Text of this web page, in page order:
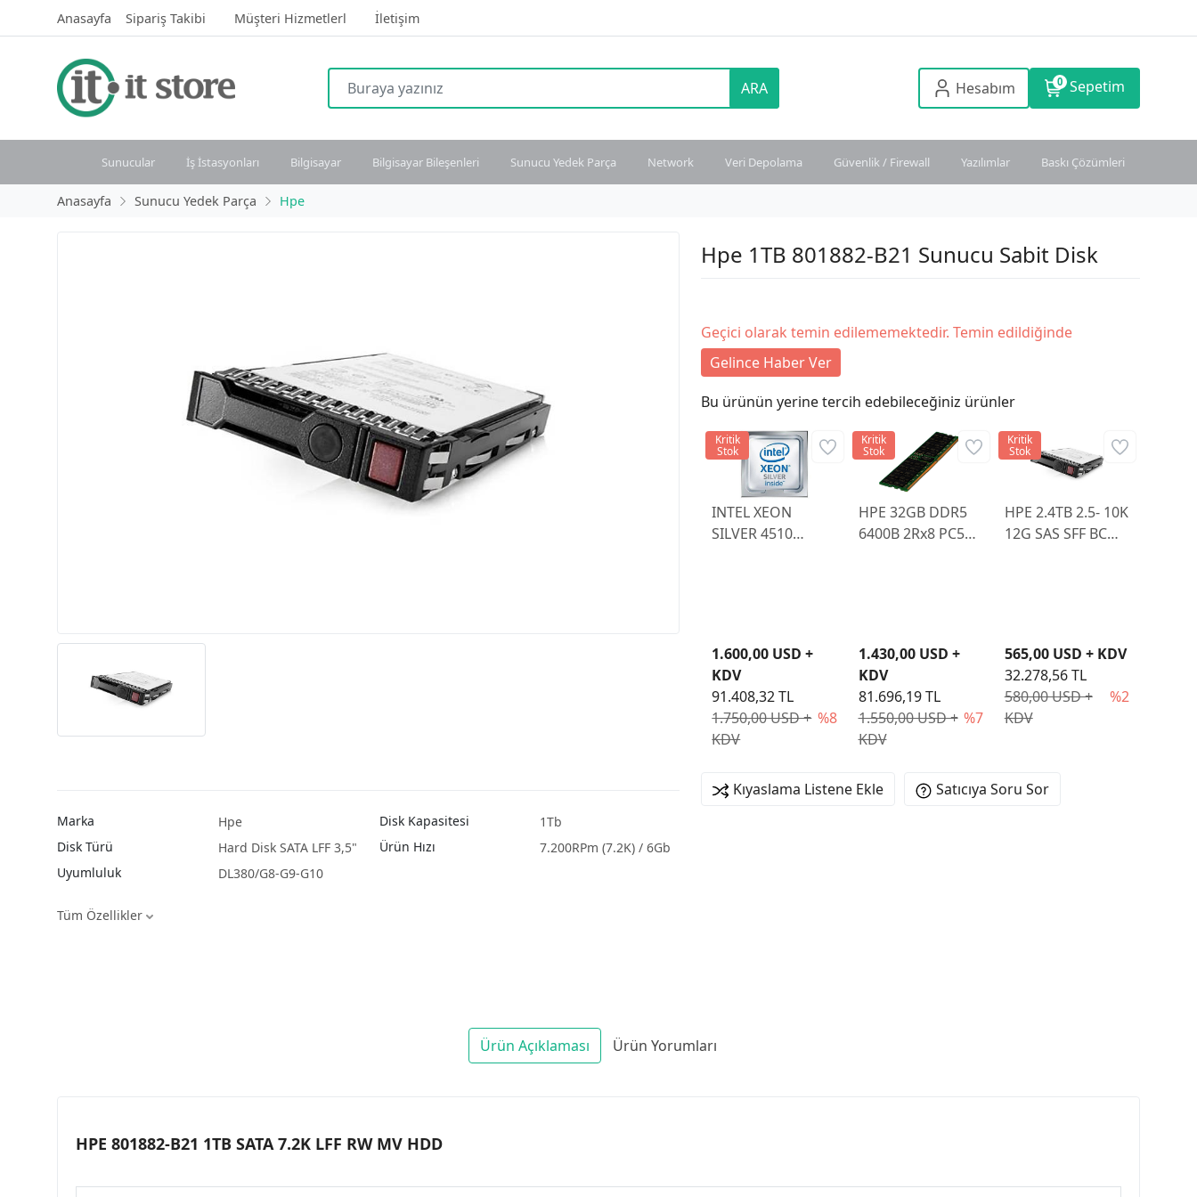
Anasayfa Sipariş Takibi Müşteri Hizmetlerl İletişim
ARA Hesabım 0 Sepetim
Sunucular İş İstasyonları Bilgisayar Bilgisayar Bileşenleri Sunucu Yedek Parça Network Veri Depolama Güvenlik / Firewall Yazılımlar Baskı Çözümleri
Anasayfa Sunucu Yedek Parça Hpe
Marka Hpe Disk Kapasitesi
1Tb
Disk Türü
Hard Disk SATA LFF 3,5" Ürün Hızı
7.200RPm (7.2K) / 6Gb
Uyumluluk
DL380/G8-G9-G10
Tüm Özellikler
Hpe 1TB 801882-B21 Sunucu Sabit Disk
Geçici olarak temin edilememektedir. Temin edildiğinde
Gelince Haber Ver
Bu ürünün yerine tercih edebileceğiniz ürünler
INTEL XEON
SILVER 4510
1.750,00 USD +
KDV
%8
1.600,00 USD +
KDV
91.408,32 TL
Kritik
Stok
HPE 32GB DDR5
6400B 2Rx8 PC5
1.550,00 USD +
KDV
%7
1.430,00 USD +
KDV
81.696,19 TL
Kritik
Stok
HPE 2.4TB 2.5- 10K
12G SAS SFF BC
580,00 USD +
KDV
%2
565,00 USD + KDV
32.278,56 TL
Kritik
Stok
Kıyaslama Listene Ekle Satıcıya Soru Sor
Ürün Açıklaması Ürün Yorumları
HPE 801882-B21 1TB SATA 7.2K LFF RW MV HDD